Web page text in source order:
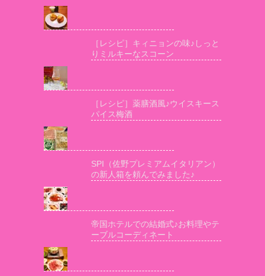
［レシピ］キィニョンの味♪しっと
りミルキーなスコーン
［レシピ］薬膳酒風♪ウイスキース
パイス梅酒
SPI（佐野プレミアムイタリアン）
の新人箱を頼んでみました♪
帝国ホテルでの結婚式♪お料理やテ
ーブルコーディネート